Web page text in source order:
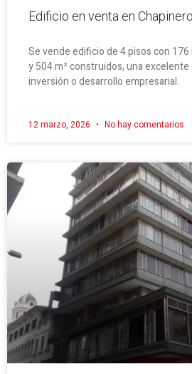
Edificio en venta en
Se vende edificio de 4 pisos con
y 504 m² construidos, una
inversión o desarrollo empresarial.
12 marzo, 2026 No hay comentarios